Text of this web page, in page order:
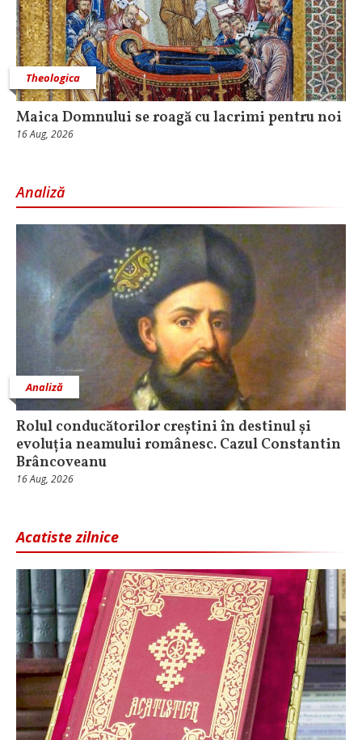
Theologica
Maica Domnului se roagă cu lacrimi pentru noi
16 Aug, 2026
Analiză
Analiză
Rolul conducătorilor creștini în destinul și
evoluția neamului românesc. Cazul Constantin
Brâncoveanu
16 Aug, 2026
Acatiste zilnice